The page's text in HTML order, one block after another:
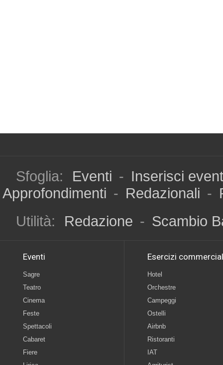
Sfoglia: Eventi - Inserisci
Approfondimenti - Redazionali -
Utilità:
Redazione - Scambio
Eventi
Sagre
Teatro
Cinema
Feste
Spettacoli
Cabaret
Fiere
Esercizi
Hotel
Orchestre
Campeggi
Ostelli
Airbnb
Ristoranti
IAT